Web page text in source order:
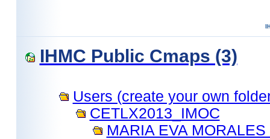
IHMC Public Cmaps (3)
Users (create your own
CETLX2013_IMOC
MARIA EVA MORALES